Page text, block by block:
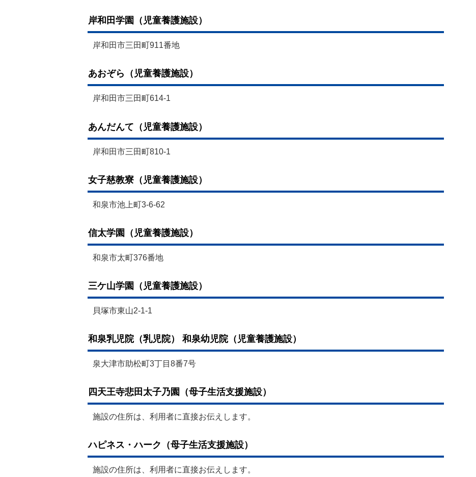
岸和田学園（児童養護施設）
岸和田市三田町911番地
あおぞら（児童養護施設）
岸和田市三田町614-1
あんだんて（児童養護施設）
岸和田市三田町810-1
女子慈教寮（児童養護施設）
和泉市池上町3-6-62
信太学園（児童養護施設）
和泉市太町376番地
三ケ山学園（児童養護施設）
貝塚市東山2-1-1
和泉乳児院（乳児院） 和泉幼児院（児童養護施設）
泉大津市助松町3丁目8番7号
四天王寺悲田太子乃園（母子生活支援施設）
施設の住所は、利用者に直接お伝えします。
ハピネス・ハーク（母子生活支援施設）
施設の住所は、利用者に直接お伝えします。